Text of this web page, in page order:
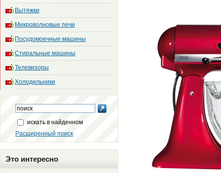
Вытяжки
Микроволновые печи
Посудомоечные машины
Стиральные машины
Телевизоры
Холодильники
искать в найденном
Расширенный поиск
Это интересно